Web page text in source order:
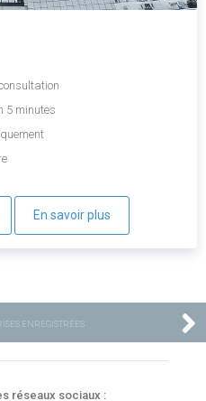
5 minutes
En savoir plus
ENREGISTRÉES
réseaux sociaux :